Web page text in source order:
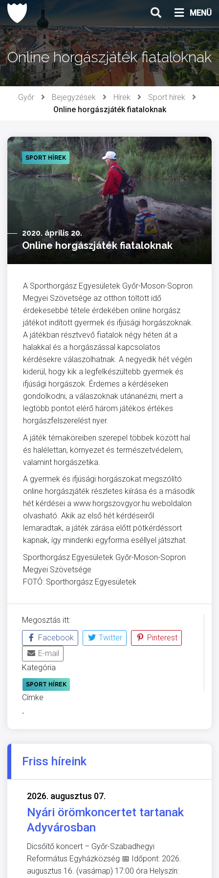
Ugrás
tartalomhoz
MENÜ
Online horgászjáték fiataloknak
Győr Bejegyzések Hírek
Sport hírek
Online horgászjáték fiataloknak
SPORT HÍREK
2020. április 20.
Online horgászjáték fiataloknak
A Sporthorgász Egyesületek Győr-Moson-Sopron
Megyei Szövetsége az otthon töltött idő
érdekesebbé tétele érdekében online horgász
játékot indított gyermek és ifjúsági horgászoknak.
A játékban résztvevő fiatalok négy héten át a
halakkal és a horgászással kapcsolatos
kérdésekre válaszolhatnak. A negyedik hét végén
kiderül, hogy kik a legfelkészültebb gyermek és
ifjúsági horgászok. Érdemes a kérdéseken
gondolkodni, a válaszoknak utánanézni, mert a
legtöbb pontot elérő három játékos értékes
horgászfelszerelést nyer.
A játék témaköreiben szerepel többek között hal
és halélettan, környezet és természetvédelem,
valamint horgászetika.
A gyermek és ifjúsági horgászokat megszólító
online horgászjáték részletes kiírása és a második
hét kérdései a www.horgszovgyor.hu weboldalon
olvasható. Akik az első hét kérdéseiről
lemaradtak, a játék zárása előtt pótkérdéssort
kapnak, így mindenki egyforma eséllyel játszhat.
Sporthorgász Egyesületek Győr-Moson-Sopron
Megyei Szövetsége
FOTÓ: Sporthorgász Egyesületek
Megosztás itt:
Facebook
Twitter
Pinterest
E-mail
Kategória
SPORT HÍREK
Címke
-
Friss híreink
2026. augusztus 07.
Nyári örömkoncertet tartanak
Adyvárosban
Dicsőítő koncert – Győr-Szabadhegyi
Református Egyházközség 📅 Időpont: 2026.
augusztus 16. (vasárnap) 17:00 óra Helyszín: